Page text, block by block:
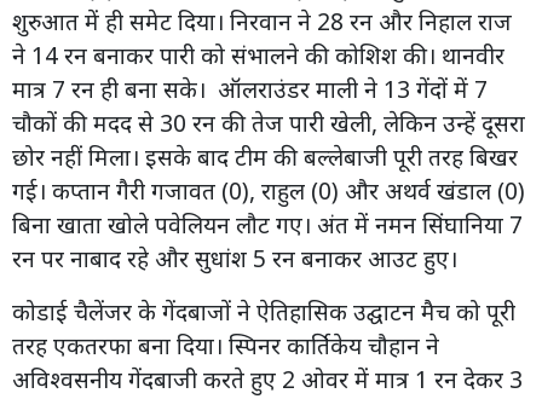
शुरुआत में ही समेट दिया। निरवान ने 28 रन और निहाल राज
ने 14 रन बनाकर पारी को संभालने की कोशिश की। थानवीर
मात्र 7 रन ही बना सके। ऑलराउंडर माली ने 13 गेंदों में 7
चौकों की मदद से 30 रन की तेज पारी खेली, लेकिन उन्हें दूसरा
छोर नहीं मिला। इसके बाद टीम की बल्लेबाजी पूरी तरह बिखर
गई। कप्तान गैरी गजावत (0), राहुल (0) और अथर्व खंडाल (0)
बिना खाता खोले पवेलियन लौट गए। अंत में नमन सिंघानिया 7
रन पर नाबाद रहे और सुधांश 5 रन बनाकर आउट हुए।
कोडाई चैलेंजर के गेंदबाजों ने ऐतिहासिक उद्घाटन मैच को पूरी
तरह एकतरफा बना दिया। स्पिनर कार्तिकेय चौहान ने
अविश्वसनीय गेंदबाजी करते हुए 2 ओवर में मात्र 1 रन देकर 3